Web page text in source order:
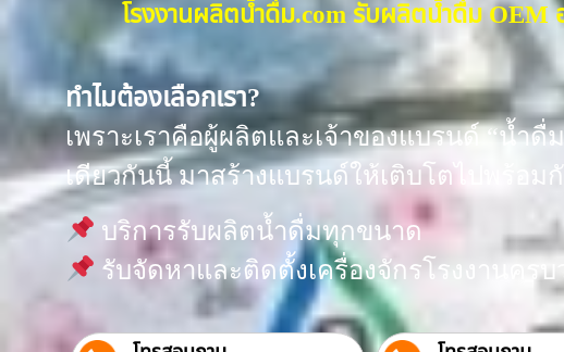
โรงงานผลิตน้ำดื่ม.com รับผลิตน้ำดื่ม OEM
ทำไมต้องเลือกเรา?
เพราะเราคือผู้ผลิตและเจ้าของแบรนด์ “น้ำ
เดียวกันนี้ มาสร้างแบรนด์ให้เติบโตไปพร้อม
บริการรับผลิตน้ำดื่มทุกขนาด
รับจัดหาและติดตั้งเครื่องจักรโรงงานครบ